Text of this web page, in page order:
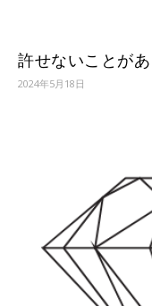
許せないことが
2024年5月18日